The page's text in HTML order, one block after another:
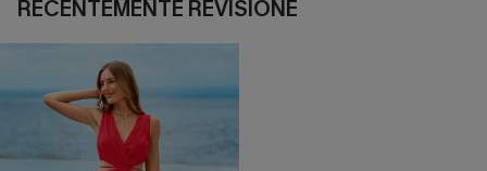
RECENTEMENTE REVISIONE